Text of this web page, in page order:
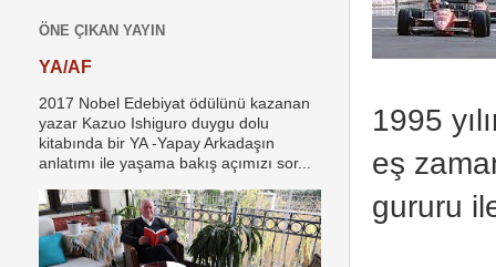
1995
eş
gururu
ÖNE ÇIKAN YAYIN
YA/AF
2017 Nobel Edebiyat ödülünü kazanan
yazar Kazuo Ishiguro duygu dolu
kitabında bir YA -Yapay Arkadaşın
anlatımı ile yaşama bakış açımızı sor...